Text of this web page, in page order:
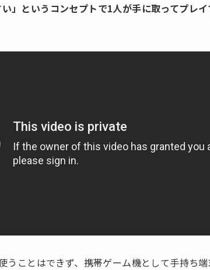
い」というコンセプトで1人が手に取ってプレ
ことはできず、携帯ゲーム機として手持ち端